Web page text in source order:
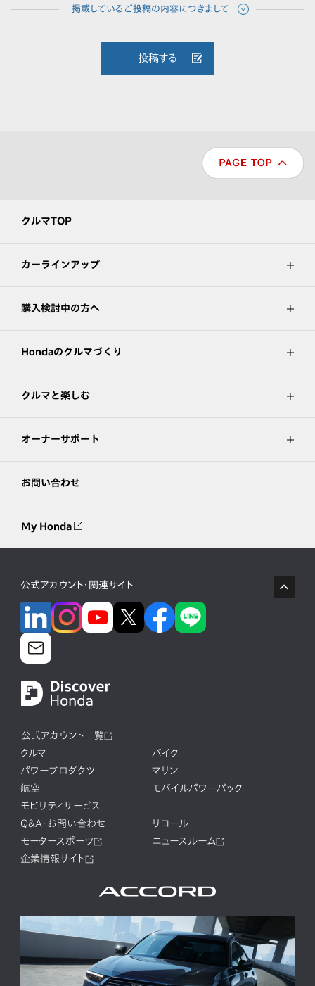
投稿する
クルマTOP
カーラインアップ
購入検討中の方へ
Hondaのクルマづくり
クルマと楽しむ
オーナーサポート
お問い合わせ
My Honda
公式アカウント・関連サイト
公式アカウント一覧
クルマ
バイク
パワープロダクツ
マリン
航空
モバイルパワーパック
モビリティサービス
Q&A・お問い合わせ
リコール
モータースポーツ
ニュースルーム
企業情報サイト